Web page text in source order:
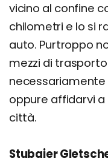
vicino al confine
chilometri e lo si
auto. Purtroppo
mezzi di
oppure affidarvi
città.
Stubaier